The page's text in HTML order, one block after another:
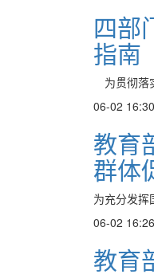
四部
指南
为贯彻落
06-02 16:30
教育
群体
为充分发挥
06-02 16:26
教育